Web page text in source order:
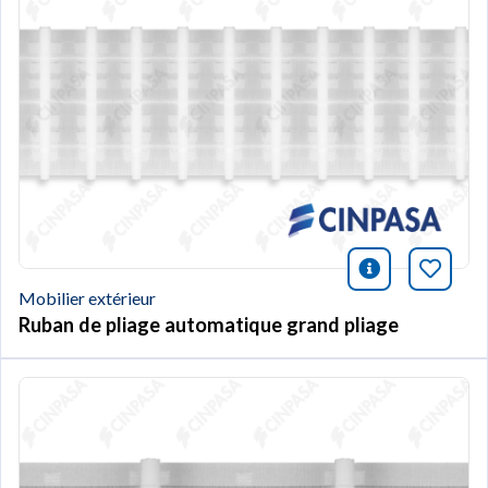
icono
Mobilier extérieur
Ruban de pliage automatique grand pliage